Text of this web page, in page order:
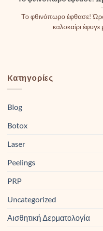
Το φθινόπωρο έφθασε!
καλοκαίρι έφυγε
Kατηγορίες
Blog
Botox
Laser
Peelings
PRP
Uncategorized
Αισθητική Δερματολογία